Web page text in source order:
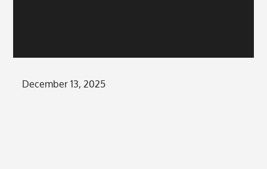
Posted
December 13, 2025